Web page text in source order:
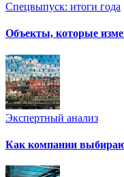
Спецвыпуск: итоги года
Объекты, которые
Экспертный анализ
Как компании